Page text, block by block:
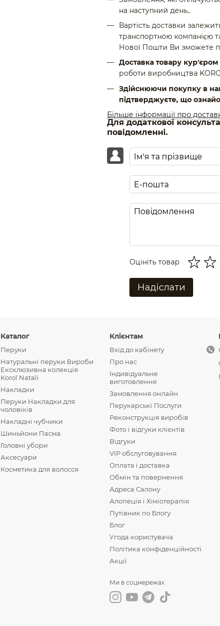
на наступний день..
Вартість доставки
транспортною компанією
Нової Пошти Ви зможете
Доставка товару кур'єром
роботи виробництва
Здійснюючи покупку в
підтверджуєте, що
Більше інформації про
Для додаткової
повідомленні.
Оцініть товар
Надіслати
Каталог
Перуки
Натуральні перуки Вироби
Ексклюзивна колекція
Korol Natali
Накладки
Перуки Накладки для
чоловіків
Накладні чубчики
Шиньйони Пасма
Головні убори
Аксесуари
Косметика для волосся
Клієнтам
Вхід до кабінету
Про нас
Індивідуальне
виготовлення
Замовлення онлайн
Перукарські Послуги
Реконструкція виробів
Фото і відгуки клієнтів
Відгуки
VIP обслуговування
Оплата і доставка
Обмін та повернення
Адреса Салону
Алопеція і Хіміотерапія
Путівник по Блогу
Блог
Угода користувача
Політика конфіденційності
Акції
Ми в соцмережах